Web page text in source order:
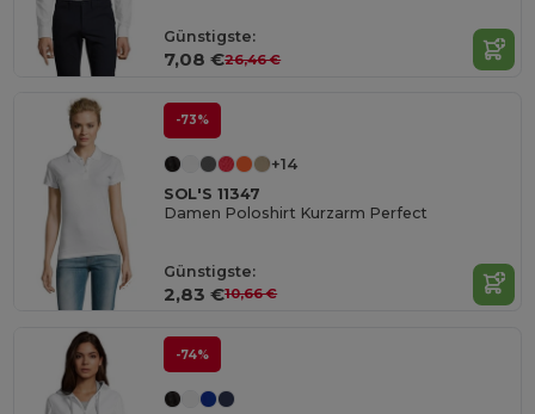
Günstigste:
7,08 €26,46 €
-73%
+14
SOL'S 11347
Damen Poloshirt Kurzarm Perfect
Günstigste:
2,83 €10,66 €
-74%